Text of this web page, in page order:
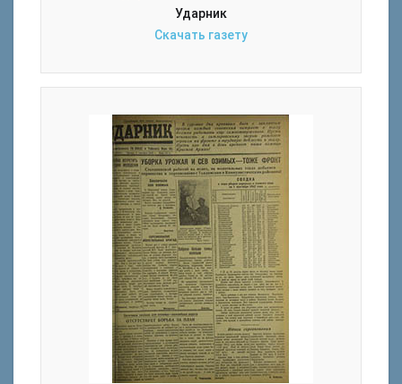
Ударник
Скачать газету